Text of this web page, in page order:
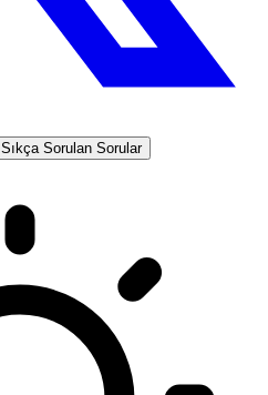
Sıkça Sorulan Sorular